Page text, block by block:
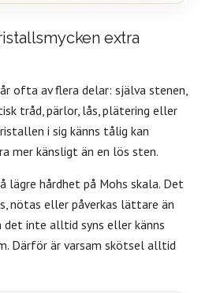
extra
ofta av flera delar: själva stenen,
tråd, pärlor, lås, plätering eller
i sig känns tålig kan
mer känsligt än en lös sten.
lägre hårdhet på Mohs skala. Det
nötas eller påverkas lättare än
det inte alltid syns eller känns
Därför är varsam skötsel alltid